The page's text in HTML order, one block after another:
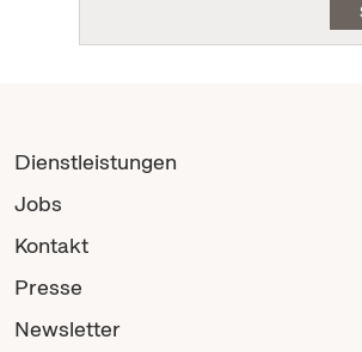
Dienstleistungen
Jobs
Kontakt
Presse
Newsletter